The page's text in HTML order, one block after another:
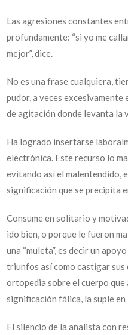
Las agresiones constantes
profundamente: “si yo me
mejor”, dice.
No es una frase cualquiera,
pudor, a veces
de agitación donde levanta la
Ha logrado insertarse
electrónica. Este recurso lo
evitando así el malentendido,
significación que se precipita
Consume en solitario y
ido bien, o porque le fueron
una “muleta”, es decir un
triunfos así como castigar sus
ortopedia sobre el cuerpo que
significación fálica, la suple en
El silencio de la analista con